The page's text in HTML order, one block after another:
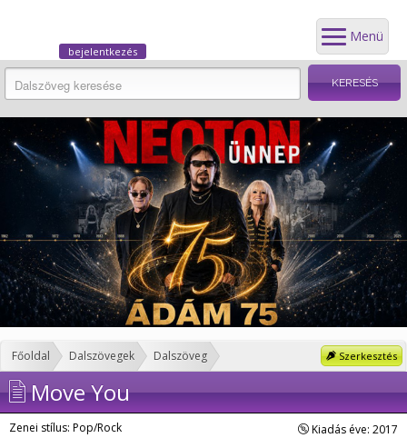
Menü
bejelentkezés
Szerkesztés
Főoldal Dalszövegek Dalszöveg
Move You
Zenei stílus: Pop/Rock Kiadás éve: 2017